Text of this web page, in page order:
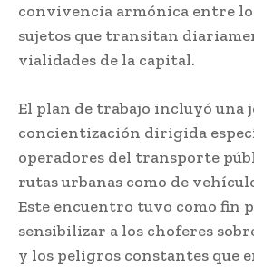
convivencia armónica entre
sujetos que transitan
vialidades de la capital.
El plan de trabajo incluyó una
concientización dirigida
operadores del transporte
rutas urbanas como de
Este encuentro tuvo como fin
sensibilizar a los choferes
y los peligros constantes que